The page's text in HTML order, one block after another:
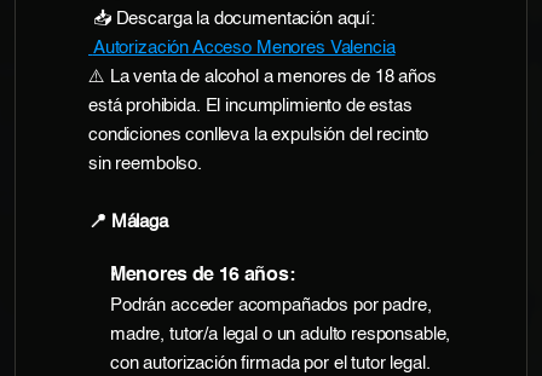
📥 Descarga la documentación aquí:
Autorización Acceso Menores Valencia
⚠️ La venta de alcohol a menores de 18 años
está prohibida. El incumplimiento de estas
condiciones conlleva la expulsión del recinto
sin reembolso.
📍 Málaga
Menores de 16 años:
Podrán acceder acompañados por padre,
madre, tutor/a legal o un adulto responsable,
con autorización firmada por el tutor legal.